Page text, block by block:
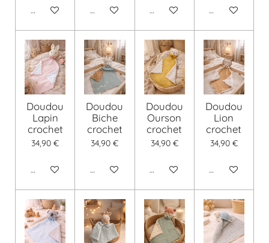
Voir les détails Voir les détails Voir les détails Voir les détails
Doudou
Lapin
crochet
34,90 €
Voir les détails
Doudou
Biche
crochet
34,90 €
Voir les détails
Doudou
Ourson
crochet
34,90 €
Voir les détails
Doudou
Lion
crochet
34,90 €
Voir les détails